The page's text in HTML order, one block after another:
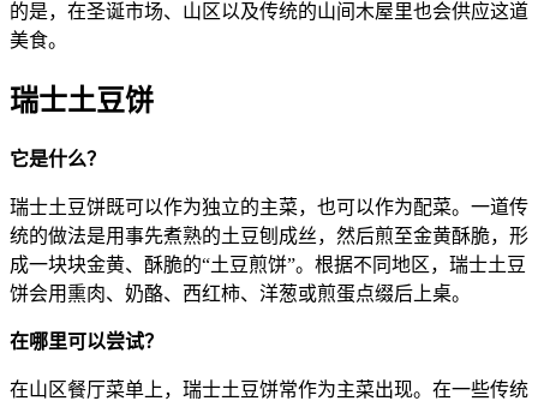
的是，在圣诞市场、山区以及传统的山间木屋里也会供应这道
美食。
瑞士土豆饼
它是什么？
瑞士土豆饼既可以作为独立的主菜，也可以作为配菜。一道传
统的做法是用事先煮熟的土豆刨成丝，然后煎至金黄酥脆，形
成一块块金黄、酥脆的“土豆煎饼”。根据不同地区，瑞士土豆
饼会用熏肉、奶酪、西红柿、洋葱或煎蛋点缀后上桌。
在哪里可以尝试？
在山区餐厅菜单上，瑞士土豆饼常作为主菜出现。在一些传统